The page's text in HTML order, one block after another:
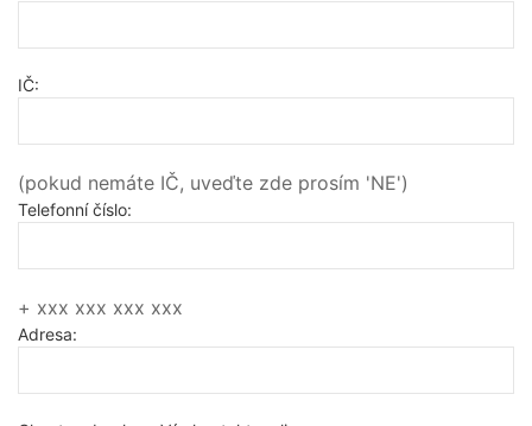
IČ:
(pokud nemáte IČ, uveďte zde prosím 'NE')
Telefonní číslo:
+ xxx xxx xxx xxx
Adresa: